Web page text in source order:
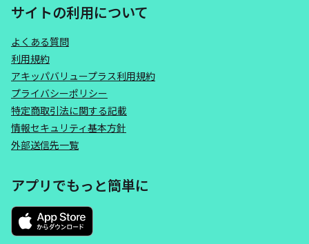
サイトの利用について
よくある質問
利用規約
アキッパバリュープラス利用規約
プライバシーポリシー
特定商取引法に関する記載
情報セキュリティ基本方針
外部送信先一覧
アプリでもっと簡単に